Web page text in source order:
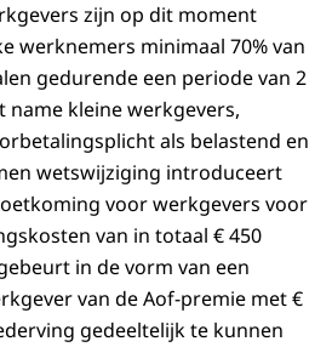
zijn op dit moment
werknemers minimaal 70% van
gedurende een periode van 2
name kleine werkgevers,
als belastend en
wetswijziging introduceert
voor werkgevers voor
van in totaal € 450
in de vorm van een
van de Aof-premie met €
gedeeltelijk te kunnen